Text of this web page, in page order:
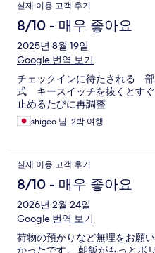
실제 이용 고객 후기
8/10 - 매우 좋아요
2025년 8월 19일
Google 번역 보기
チェックインに待たされる
式 キースイッチを抜くとす
止めるたびに再調整
shigeo 님, 2박 여행
실제 이용 고객 후기
8/10 - 매우 좋아요
2026년 2월 24일
Google 번역 보기
荷物の預かりなど無理をお願
かったです。 朝飯がもっとボ